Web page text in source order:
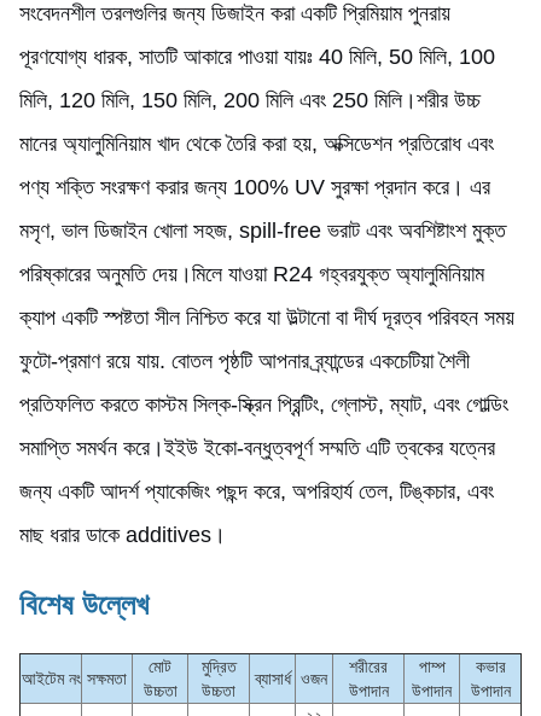
সংবেদনশীল তরলগুলির জন্য ডিজাইন করা একটি প্রিমিয়াম পুনরায়
পূরণযোগ্য ধারক, সাতটি আকারে পাওয়া যায়ঃ 40 মিলি, 50 মিলি, 100
মিলি, 120 মিলি, 150 মিলি, 200 মিলি এবং 250 মিলি।শরীর উচ্চ
মানের অ্যালুমিনিয়াম খাদ থেকে তৈরি করা হয়, অক্সিডেশন প্রতিরোধ এবং
পণ্য শক্তি সংরক্ষণ করার জন্য 100% UV সুরক্ষা প্রদান করে। এর
মসৃণ, ভাল ডিজাইন খোলা সহজ, spill-free ভরাট এবং অবশিষ্টাংশ মুক্ত
পরিষ্কারের অনুমতি দেয়।মিলে যাওয়া R24 গহ্বরযুক্ত অ্যালুমিনিয়াম
ক্যাপ একটি স্পষ্টতা সীল নিশ্চিত করে যা উল্টানো বা দীর্ঘ দূরত্ব পরিবহন সময়
ফুটো-প্রমাণ রয়ে যায়. বোতল পৃষ্ঠটি আপনার ব্র্যান্ডের একচেটিয়া শৈলী
প্রতিফলিত করতে কাস্টম সিল্ক-স্ক্রিন প্রিন্টিং, গ্লোস্ট, ম্যাট, এবং গোল্ডিং
সমাপ্তি সমর্থন করে।ইইউ ইকো-বন্ধুত্বপূর্ণ সম্মতি এটি ত্বকের যত্নের
জন্য একটি আদর্শ প্যাকেজিং পছন্দ করে, অপরিহার্য তেল, টিঙ্কচার, এবং
মাছ ধরার ডাকে additives।
বিশেষ উল্লেখ
আইটেম নং সক্ষমতা
মোট
উচ্চতা
মুদ্রিত
উচ্চতা
ব্যাসার্ধ ওজন
শরীরের
উপাদান
পাম্প
উপাদান
কভার
উপাদান